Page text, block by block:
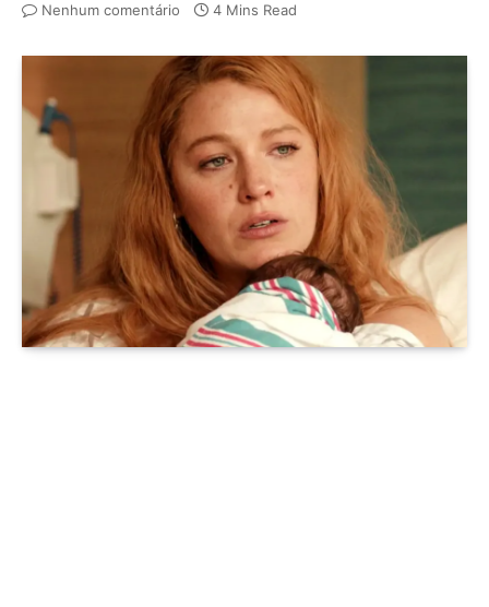
Nenhum comentário
4 Mins Read